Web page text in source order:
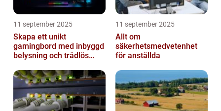
11 september 2025
Skapa ett unikt
gamingbord med inbyggd
belysning och trådlös
11 september 2025
Allt om
säkerhetsmedvetenhet
för anställda